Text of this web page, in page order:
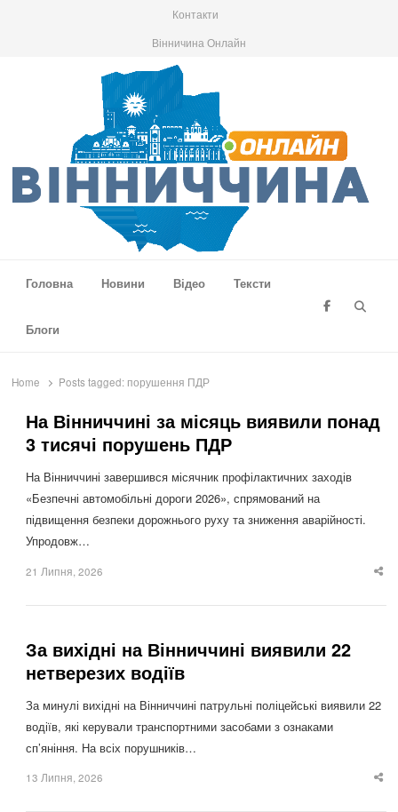
Контакти
Вінничина Онлайн
Головна
Новини Відео Тексти
Блоги
Home Posts tagged: порушення ПДР
На Вінниччині за місяць виявили понад
3 тисячі порушень ПДР
На Вінниччині завершився місячник профілактичних заходів
«Безпечні автомобільні дороги 2026», спрямований на
підвищення безпеки дорожнього руху та зниження аварійності.
Упродовж…
21 Липня, 2026
За вихідні на Вінниччині виявили 22
нетверезих водіїв
За минулі вихідні на Вінниччині патрульні поліцейські виявили 22
водіїв, які керували транспортними засобами з ознаками
сп’яніння. На всіх порушників…
13 Липня, 2026